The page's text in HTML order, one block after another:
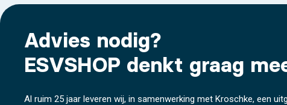
Advies nodig?
ESVSHOP denkt graag
Al ruim 25 jaar leveren wij, in samenwerking met Kroschke, een